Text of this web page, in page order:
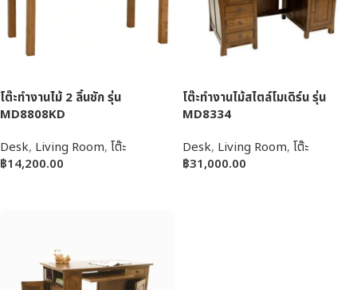
โต๊ะทำงานไม้ 2 ลิ้นชัก รุ่น
MD8808KD
Desk, Living Room, โต๊ะ
฿14,200.00
โต๊ะทำงานไม้สไตล์โมเดิร์น รุ่น
MD8334
Desk, Living Room, โต๊ะ
฿31,000.00